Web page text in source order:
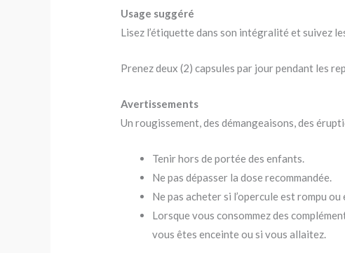
Usage suggéré
Lisez l’étiquette dans son intégralité et suivez
Prenez deux (2) capsules par jour pendant les
Avertissements
Un rougissement, des démangeaisons, des
Tenir hors de portée des enfants.
Ne pas dépasser la dose recommandée.
Ne pas acheter si l’opercule est rompu ou
Lorsque vous consommez des
vous êtes enceinte ou si vous allaitez.